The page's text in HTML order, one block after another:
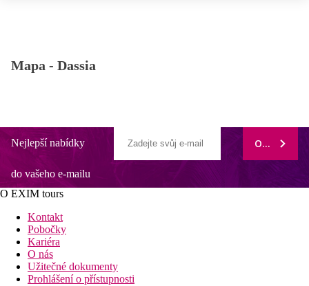
Mapa - Dassia
Nejlepší nabídky
do vašeho e-mailu
ODEBÍRAT
O EXIM tours
Kontakt
Pobočky
Kariéra
O nás
Užitečné dokumenty
Prohlášení o přístupnosti